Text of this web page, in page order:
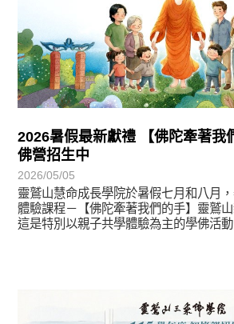
2026暑假最新獻禮 【佛陀牽著我
佛營招生中
2026/05/05
靈鷲山慧命成長學院於暑假七月和八月
體驗課程－【佛陀牽著我們的手】靈鷲
這是特別以親子共學體驗為主的學佛活動